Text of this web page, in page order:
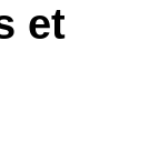
et